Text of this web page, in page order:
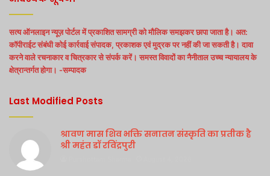
सत्य ऑनलाइन न्यूज़ पोर्टल में प्रकाशित सामग्री को मौलिक समझकर छापा जाता है। अत:
कॉपीराईट संबंधी कोई कार्रवाई संपादक, प्रकाशक एवं मुद्रक पर नहीं की जा सकती है। दावा
करने वाले रचनाकार व चित्रकार से संपर्क करें। समस्त विवादों का नैनीताल उच्च न्यायालय के
क्षेत्रान्तर्गत होगा। -सम्पादक
Last Modified Posts
श्रावण मास शिव भक्ति सनातन संस्कृति का प्रतीक है
श्री महंत डॉ रविंद्रपुरी